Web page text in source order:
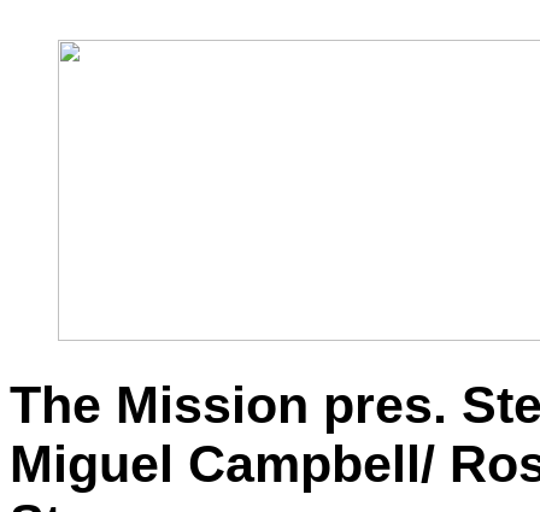
The Mission pres.
Miguel Campbell/